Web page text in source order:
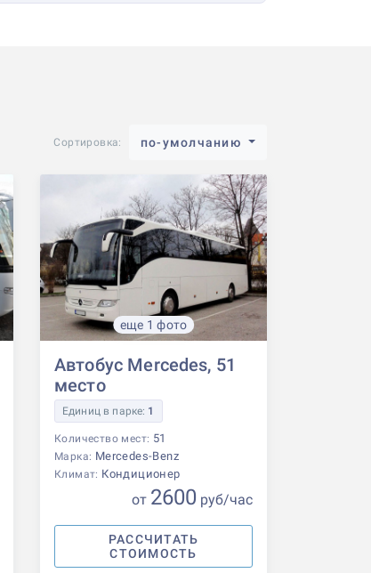
Сортировка: по-умолчанию
еще 1 фото
Автобус Mercedes, 51
место
Единиц в парке: 1
Количество мест: 51
Марка: Mercedes-Benz
Климат: Кондиционер
от 2600 руб/час
РАССЧИТАТЬ
СТОИМОСТЬ